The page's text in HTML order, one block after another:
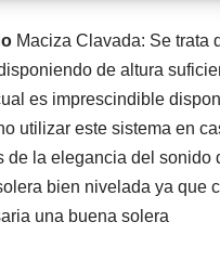
Maciza Clavada: Se trata
de altura
es imprescindible
utilizar este sistema en
de la elegancia del
bien nivelada ya que
una buena solera